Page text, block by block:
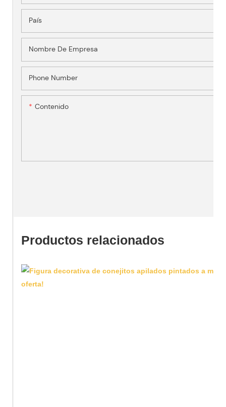
País
Nombre De Empresa
Phone Number
Contenido
Productos relacionados